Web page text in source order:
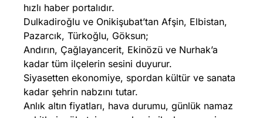
hızlı haber portalıdır.
Dulkadiroğlu ve Onikişubat’tan Afşin, Elbistan,
Pazarcık, Türkoğlu, Göksun;
Andırın, Çağlayancerit, Ekinözü ve Nurhak’a
kadar tüm ilçelerin sesini duyurur.
Siyasetten ekonomiye, spordan kültür ve sanata
kadar şehrin nabzını tutar.
Anlık altın fiyatları, hava durumu, günlük namaz